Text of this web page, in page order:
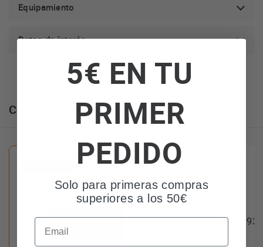
Equipamiento
Datos de interés
Compara con otras alternativas
5€ EN TU
PRIMER
PEDIDO
Solo para primeras compras
superiores a los 50€
Email